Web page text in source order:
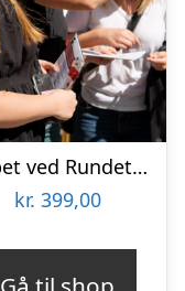
Drabet ved Rundetårn med Solve a Mystery
kr. 399,00